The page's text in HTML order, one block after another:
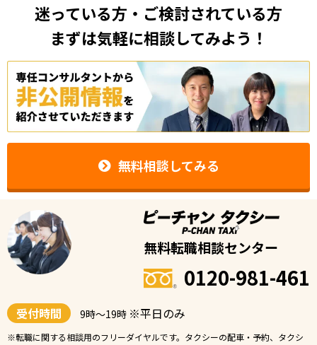
迷っている方・ご検討されている方
まずは気軽に相談してみよう！
無料相談してみる
無料転職相談センター
0120-981-461
受付時間 9時〜19時 ※平日のみ
※転職に関する相談用のフリーダイヤルです。タクシーの配車・予約、タクシ